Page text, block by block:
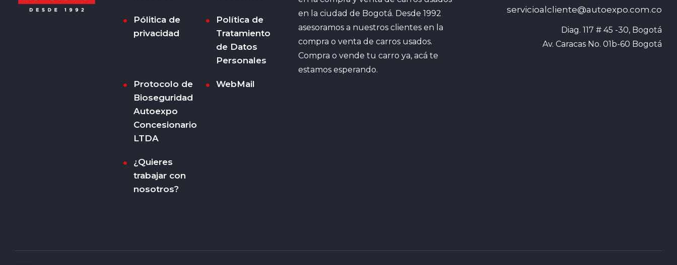
Pólitica de
privacidad
Política de
Tratamiento
de Datos
Personales
Protocolo de
Bioseguridad
Autoexpo
Concesionario
LTDA
WebMail
¿Quieres
trabajar con
nosotros?
en la ciudad de Bogotá. Desde 1992
asesoramos a nuestros clientes en la
compra o venta de carros usados.
Compra o vende tu carro ya, acá te
estamos esperando.
servicioalcliente@autoexpo.com.co
Diag. 117 # 45 -30, Bogotá
Av. Caracas No. 01b-60 Bogotá